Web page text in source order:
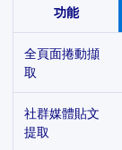
功能
全頁面捲動擷
取
社群媒體貼文
提取